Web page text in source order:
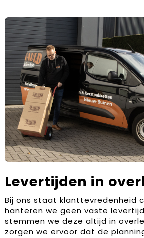
Levertijden in
Bij ons staat klanttevredenheid
hanteren we geen vaste
stemmen we deze altijd in
zorgen we ervoor dat de